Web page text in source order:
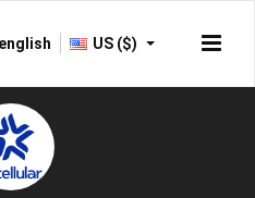
english US ($)